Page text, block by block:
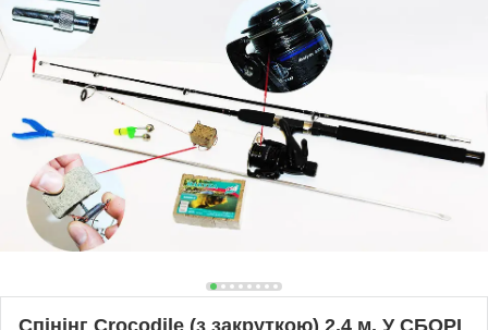
Спінінг Croсоdile (з закруткою) 2.4 м. У СБОРІ